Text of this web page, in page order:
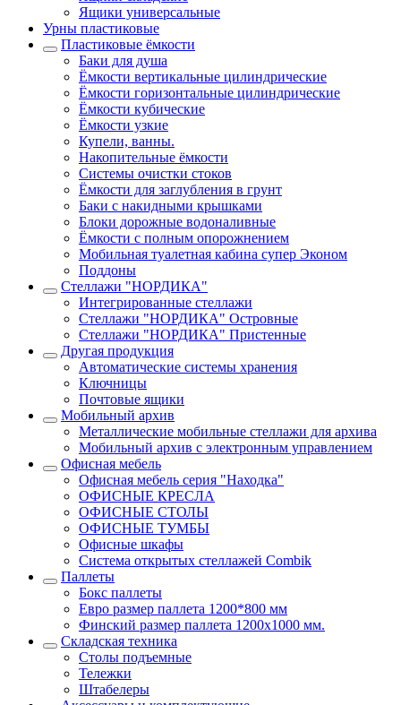
Ящики универсальные
Урны пластиковые
Пластиковые ёмкости
Баки для душа
Ёмкости вертикальные цилиндрические
Ёмкости горизонтальные цилиндрические
Ёмкости кубические
Ёмкости узкие
Купели, ванны.
Накопительные ёмкости
Системы очистки стоков
Ёмкости для заглубления в грунт
Баки с накидными крышками
Блоки дорожные водоналивные
Ёмкости с полным опорожнением
Мобильная туалетная кабина супер Эконом
Поддоны
Стеллажи "НОРДИКА"
Интегрированные стеллажи
Стеллажи "НОРДИКА" Островные
Стеллажи "НОРДИКА" Пристенные
Другая продукция
Автоматические системы хранения
Ключницы
Почтовые ящики
Мобильный архив
Металлические мобильные стеллажи для архива
Мобильный архив с электронным управлением
Офисная мебель
Офисная мебель серия "Находка"
ОФИСНЫЕ КРЕСЛА
ОФИСНЫЕ СТОЛЫ
ОФИСНЫЕ ТУМБЫ
Офисные шкафы
Система открытых стеллажей Combik
Паллеты
Бокс паллеты
Евро размер паллета 1200*800 мм
Финский размер паллета 1200х1000 мм.
Складская техника
Столы подъемные
Тележки
Штабелеры